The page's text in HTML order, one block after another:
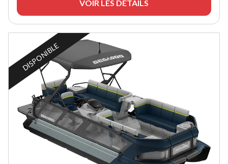
VOIR LES DÉTAILS
DISPONIBLE